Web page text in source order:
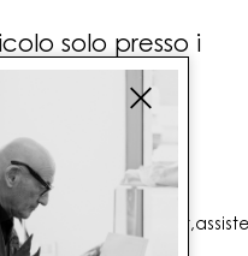
solo presso i
(RM)